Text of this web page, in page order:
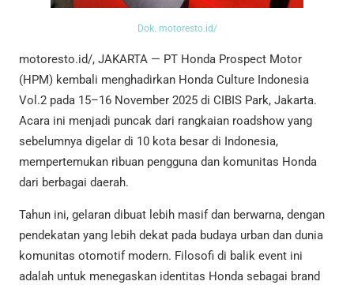
Dok. motoresto.id/
motoresto.id/, JAKARTA — PT Honda Prospect Motor
(HPM) kembali menghadirkan Honda Culture Indonesia
Vol.2 pada 15–16 November 2025 di CIBIS Park, Jakarta.
Acara ini menjadi puncak dari rangkaian roadshow yang
sebelumnya digelar di 10 kota besar di Indonesia,
mempertemukan ribuan pengguna dan komunitas Honda
dari berbagai daerah.
Tahun ini, gelaran dibuat lebih masif dan berwarna, dengan
pendekatan yang lebih dekat pada budaya urban dan dunia
komunitas otomotif modern. Filosofi di balik event ini
adalah untuk menegaskan identitas Honda sebagai brand